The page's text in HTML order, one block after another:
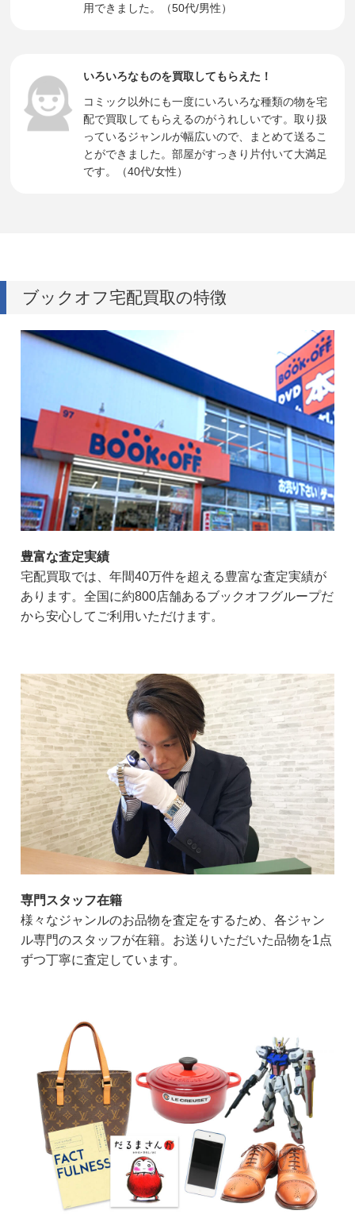
用できました。（50代/男性）
いろいろなものを買取してもらえた！
コミック以外にも一度にいろいろな種類の物を宅
配で買取してもらえるのがうれしいです。取り扱
っているジャンルが幅広いので、まとめて送るこ
とができました。部屋がすっきり片付いて大満足
です。（40代/女性）
ブックオフ宅配買取の特徴
豊富な査定実績
宅配買取では、年間40万件を超える豊富な査定実績が
あります。全国に約800店舗あるブックオフグループだ
から安心してご利用いただけます。
専門スタッフ在籍
様々なジャンルのお品物を査定をするため、各ジャン
ル専門のスタッフが在籍。お送りいただいた品物を1点
ずつ丁寧に査定しています。